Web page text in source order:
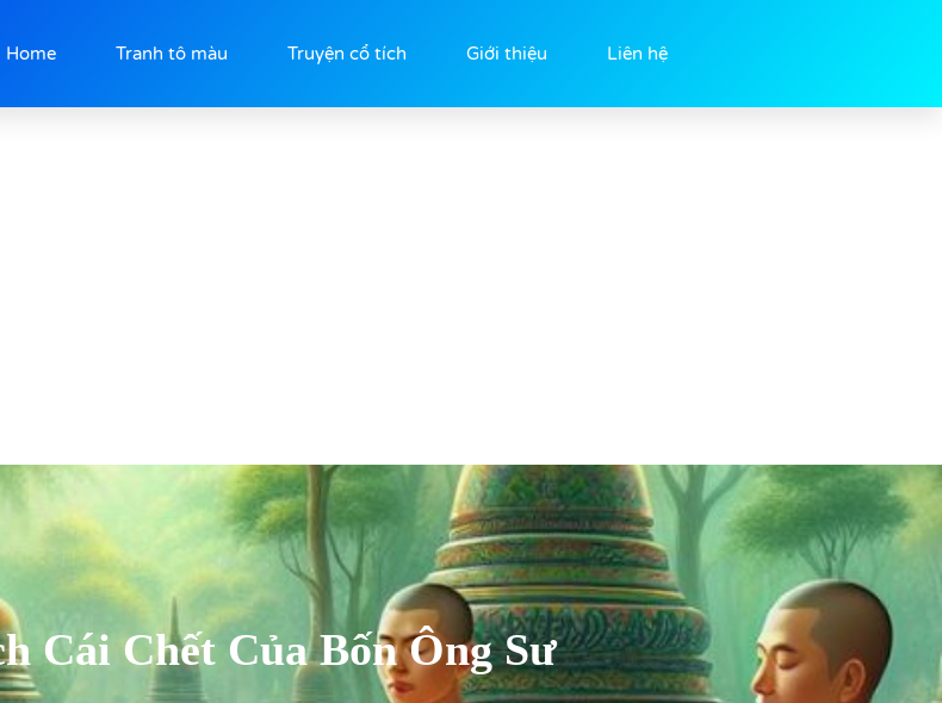
Home Tranh tô màu Truyện cổ tích Giới thiệu Liên hệ
Cái Chết Của Bốn Ông Sư